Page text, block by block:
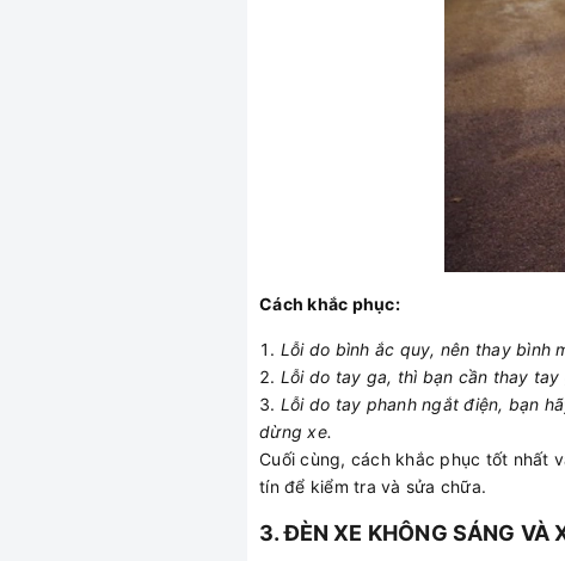
Cách khắc phục:
Lỗi do bình ắc quy, nên thay bình
Lỗi do tay ga, thì bạn cần thay tay
Lỗi do tay phanh ngắt điện, bạn
dừng xe.
Cuối cùng, cách khắc phục tốt nhất
tín để kiểm tra và sửa chữa.
3. ĐÈN XE KHÔNG SÁNG VÀ